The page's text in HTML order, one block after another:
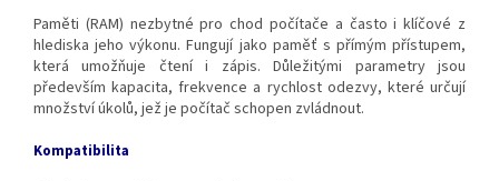
Paměti (RAM) nezbytné pro chod počítače a často i klíčové z
hlediska jeho výkonu. Fungují jako paměť s přímým přístupem,
která umožňuje čtení i zápis. Důležitými parametry jsou
především kapacita, frekvence a rychlost odezvy, které určují
množství úkolů, jež je počítač schopen zvládnout.
Kompatibilita